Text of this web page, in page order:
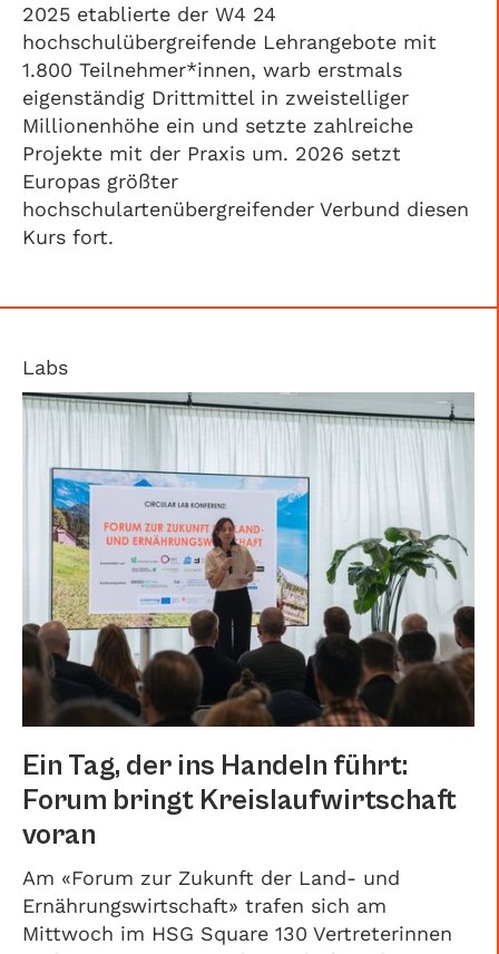
2025 etablierte der W4 24
hochschulübergreifende Lehrangebote mit
1.800 Teilnehmer*innen, warb erstmals
eigenständig Drittmittel in zweistelliger
Millionenhöhe ein und setzte zahlreiche
Projekte mit der Praxis um. 2026 setzt
Europas größter
hochschulartenübergreifender Verbund diesen
Kurs fort.
Labs
Ein Tag, der ins Handeln führt:
Forum bringt Kreislaufwirtschaft
voran
Am «Forum zur Zukunft der Land- und
Ernährungswirtschaft» trafen sich am
Mittwoch im HSG Square 130 Vertreterinnen